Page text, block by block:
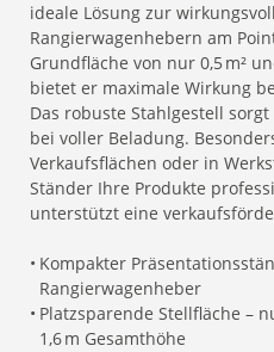
ideale Lösung zur
Rangierwagenhebern am
Grundfläche von nur 0,5 m²
bietet er maximale Wirkung
Das robuste Stahlgestell
bei voller Beladung.
Verkaufsflächen oder in
Ständer Ihre Produkte
unterstützt eine
• Kompakter
Rangierwagenheber
• Platzsparende Stellfläche –
1,6 m Gesamthöhe